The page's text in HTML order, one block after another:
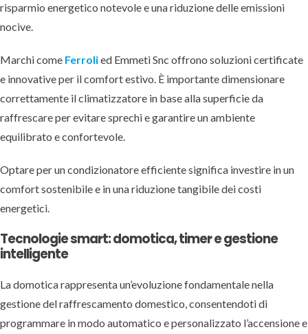
risparmio energetico notevole e una riduzione delle emissioni
nocive.
Marchi come Ferrolied Emmeti Snc offrono soluzioni certificate
e innovative per il comfort estivo. È importante dimensionare
correttamente il climatizzatore in base alla superficie da
raffrescare per evitare sprechi e garantire un ambiente
equilibrato e confortevole.
Optare per un condizionatore efficiente significa investire in un
comfort sostenibile e in una riduzione tangibile dei costi
energetici.
Tecnologie smart: domotica, timer e gestione
intelligente
La domotica rappresenta un’evoluzione fondamentale nella
gestione del raffrescamento domestico, consentendoti di
programmare in modo automatico e personalizzato l’accensione e